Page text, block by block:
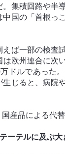
集積回路や
国の「首根っ
ば一部の検査
欧州連合に次
ドルであった
じると、病院
産品による代
ーテルに及ぶ大